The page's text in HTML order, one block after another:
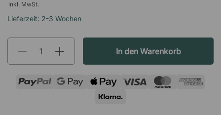
inkl. MwSt.
Lieferzeit: 2-3 Wochen
In den Warenkorb